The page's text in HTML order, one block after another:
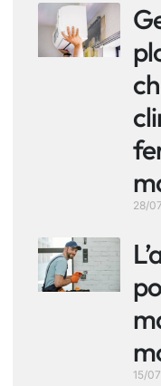
28/
15/